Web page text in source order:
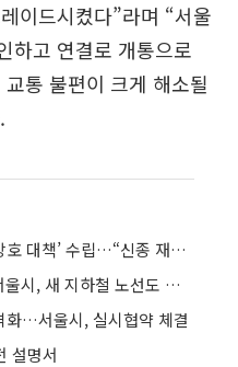
이드시켰다”라며 “서울
하고 연결로 개통으로
통 불편이 크게 해소될
서울시, 주요 기반시설 ‘EMP 방호 대책’ 수립…“신종 재난 대비 나서”
"목적지·환승역 찾기 쉽게"…서울시, 새 지하철 노선도 디자인 확정
화…서울시, 실시협약 체결
설명서